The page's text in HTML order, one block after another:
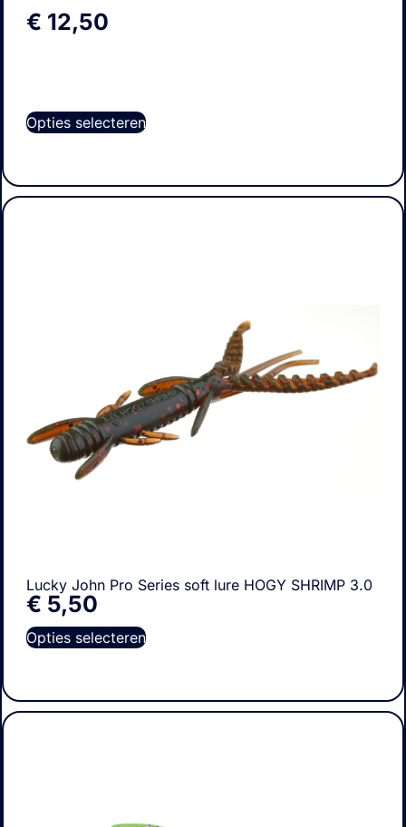
€ 12,50
Opties selecteren
Lucky John Pro Series soft lure HOGY SHRIMP 3.0
€ 5,50
Opties selecteren